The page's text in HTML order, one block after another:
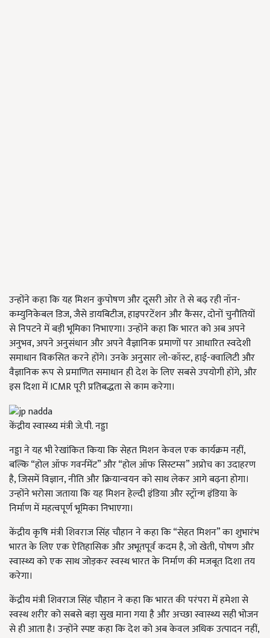
उन्होंने कहा कि यह मिशन कुपोषण और दूसरी ओर ते से बढ़ रही नॉन-
कम्युनिकेबल डिज, जैसे डायबिटीज, हाइपरटेंशन और कैंसर, दोनों चुनौतियों
से निपटने में बड़ी भूमिका निभाएगा। उन्होंने कहा कि भारत को अब अपने
अनुभव, अपने अनुसंधान और अपने वैज्ञानिक प्रमाणों पर आधारित स्वदेशी
समाधान विकसित करने होंगे। उनके अनुसार लो-कॉस्ट, हाई-क्वालिटी और
वैज्ञानिक रूप से प्रमाणित समाधान ही देश के लिए सबसे उपयोगी होंगे, और
इस दिशा में ICMR पूरी प्रतिबद्धता से काम करेगा।
केंद्रीय स्वास्थ्य मंत्री जे.पी. नड्डा
नड्डा ने यह भी रेखांकित किया कि सेहत मिशन केवल एक कार्यक्रम नहीं,
बल्कि “होल ऑफ गवर्नमेंट” और “होल ऑफ सिस्टम्स” अप्रोच का उदाहरण
है, जिसमें विज्ञान, नीति और क्रियान्वयन को साथ लेकर आगे बढ़ना होगा।
उन्होंने भरोसा जताया कि यह मिशन हेल्दी इंडिया और स्ट्रॉन्ग इंडिया के
निर्माण में महत्वपूर्ण भूमिका निभाएगा।
केंद्रीय कृषि मंत्री शिवराज सिंह चौहान ने कहा कि “सेहत मिशन” का शुभारंभ
भारत के लिए एक ऐतिहासिक और अभूतपूर्व कदम है, जो खेती, पोषण और
स्वास्थ्य को एक साथ जोड़कर स्वस्थ भारत के निर्माण की मजबूत दिशा तय
करेगा।
केंद्रीय मंत्री शिवराज सिंह चौहान ने कहा कि भारत की परंपरा में हमेशा से
स्वस्थ शरीर को सबसे बड़ा सुख माना गया है और अच्छा स्वास्थ्य सही भोजन
से ही आता है। उन्होंने स्पष्ट कहा कि देश को अब केवल अधिक उत्पादन नहीं,